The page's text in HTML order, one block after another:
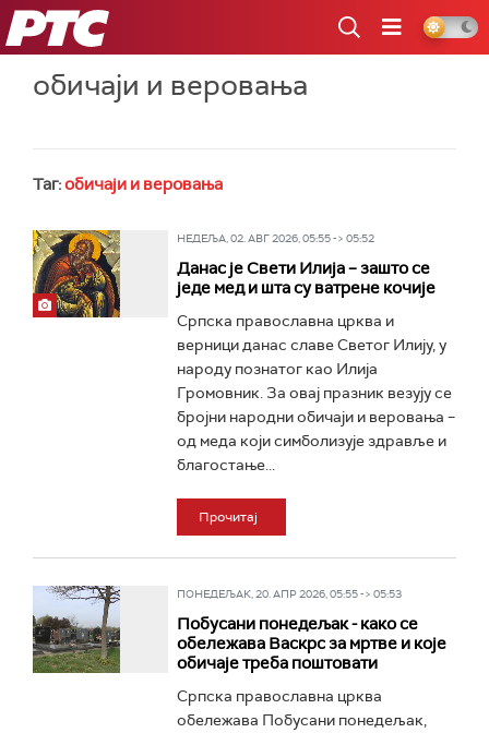
РТС
обичаји и веровања
Таг:обичаји и веровања
НЕДЕЉА, 02. АВГ 2026, 05:55 -> 05:52
Данас је Свети Илија – зашто се
једе мед и шта су ватрене кочије
Српска православна црква и
верници данас славе Светог Илију, у
народу познатог као Илија
Громовник. За овај празник везују се
бројни народни обичаји и веровања –
од меда који симболизује здравље и
благостање...
Прочитај
ПОНЕДЕЉАК, 20. АПР 2026, 05:55 -> 05:53
Побусани понедељак - како се
обележава Васкрс за мртве и које
обичаје треба поштовати
Српска православна црква
обележава Побусани понедељак,